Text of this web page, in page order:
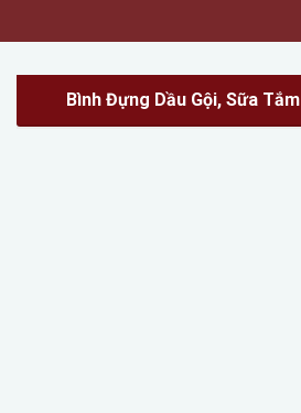
Bình Đựng Dầu Gội, Sữa Tắm